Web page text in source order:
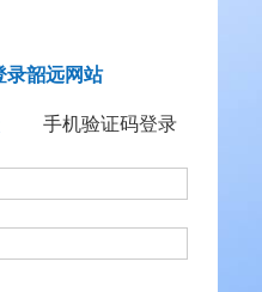
录韶远网站
手机验证码登录